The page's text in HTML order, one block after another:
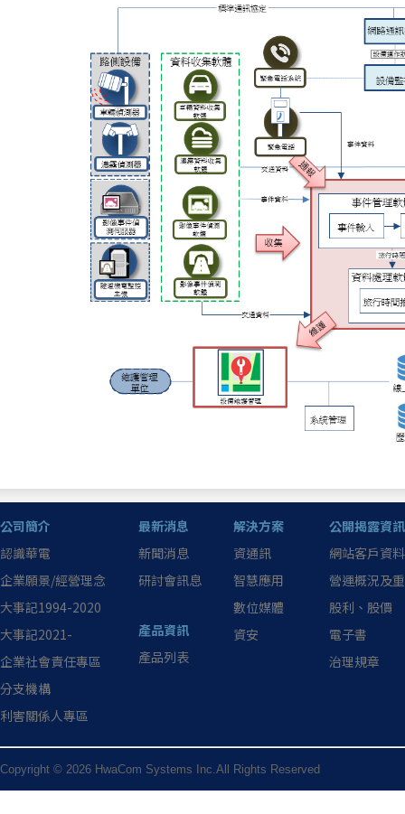
公司簡介
認識華電
企業願景/經營理念
大事記1994-2020
大事記2021-
企業社會責任專區
分支機構
利害關係人專區
最新消息
新聞消息
研討會訊息
產品資訊
產品列表
解決方案
資通訊
智慧應用
數位媒體
資安
公開揭露資訊
網站客戶資
營運概況及
股利、股價
電子書
治理規章
Copyright © 2026 HwaCom Systems Inc.All Rights Reserved